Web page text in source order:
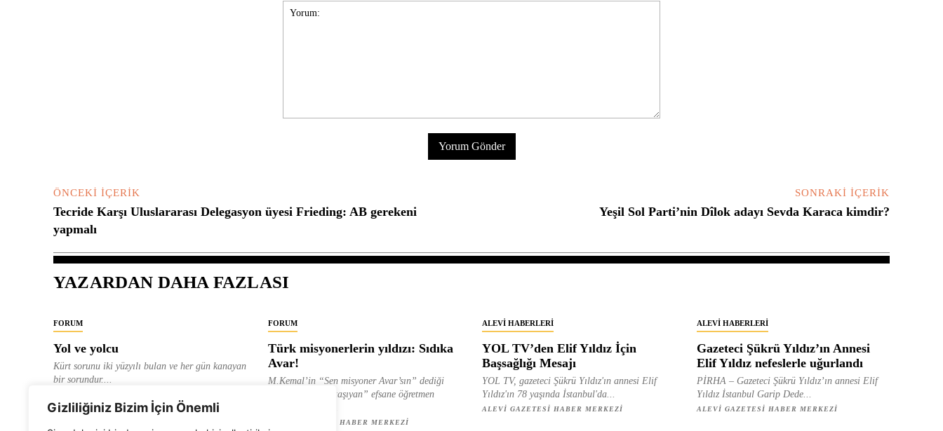
Gizliliğiniz Bizim İçin Önemli
ÖNCEKI İÇERIK
Tecride Karşı Uluslararası Delegasyon üyesi Frieding: AB gerekeni
yapmalı
SONRAKI İÇERIK
Yeşil Sol Parti’nin Dîlok adayı Sevda Karaca kimdir?
YAZARDAN DAHA FAZLASI
FORUM
Yol ve yolcu
Kürt sorunu iki yüzyılı bulan ve her gün kanayan
bir sorundur....
FORUM
Türk misyonerlerin yıldızı: Sıdıka
Avar!
M.Kemal’in “Sen misyoner Avar’sın” dediği
ve “dağlara ışık taşıyan” efsane öğretmen
ALEVI GAZETESI HABER MERKEZI
ALEVI HABERLERI
YOL TV’den Elif Yıldız İçin
Başsağlığı Mesajı
YOL TV, gazeteci Şükrü Yıldız'ın annesi Elif
Yıldız'ın 78 yaşında İstanbul'da...
ALEVI GAZETESI HABER MERKEZI
ALEVI HABERLERI
Gazeteci Şükrü Yıldız’ın Annesi
Elif Yıldız nefeslerle uğurlandı
PİRHA – Gazeteci Şükrü Yıldız’ın annesi Elif
Yıldız İstanbul Garip Dede...
ALEVI GAZETESI HABER MERKEZI